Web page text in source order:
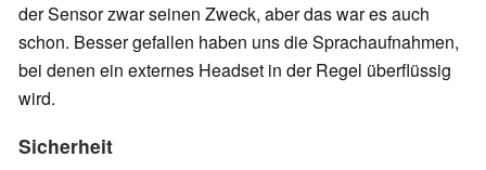
der Sensor zwar seinen Zweck, aber das war es auch
schon. Besser gefallen haben uns die Sprachaufnahmen,
bei denen ein externes Headset in der Regel überflüssig
wird.
Sicherheit